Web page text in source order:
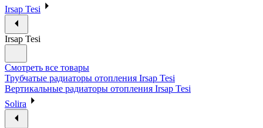
Irsap Tesi
Irsap Tesi
Смотреть все товары
Трубчатые радиаторы отопления Irsap Tesi
Вертикальные радиаторы отопления Irsap Tesi
Solira